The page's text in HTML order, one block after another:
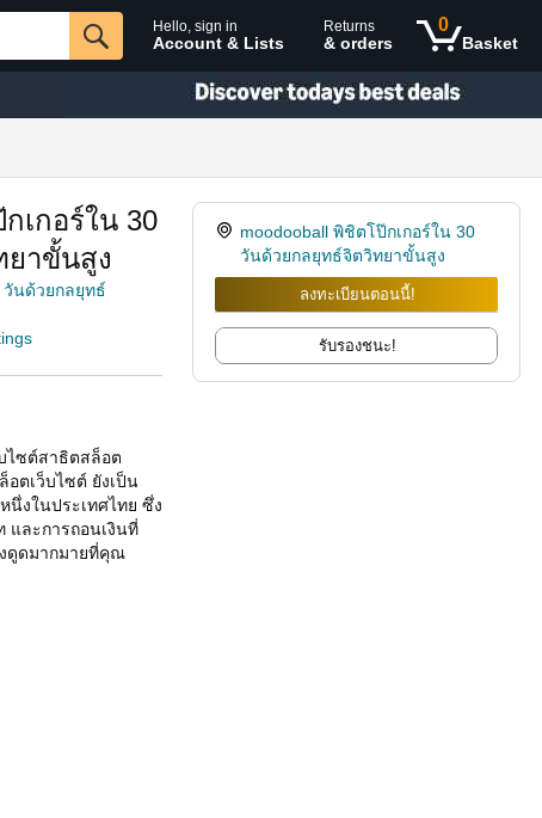
Hello, sign in
Account & Lists
Returns
& orders
0
Basket
moodooball พิชิตโป๊กเกอร์ใน 30
วันด้วยกลยุทธ์จิตวิทยาขั้นสูง
ลงทะเบียนตอนนี้!
รับรองชนะ!
เกอร์ใน 30
าขั้นสูง
วันด้วยกลยุทธ์
ไซต์สาธิตสล็อต
อตเว็บไซต์ ยังเป็น
งในประเทศไทย ซึ่ง
และการถอนเงินที่
ดูดมากมายที่คุณ